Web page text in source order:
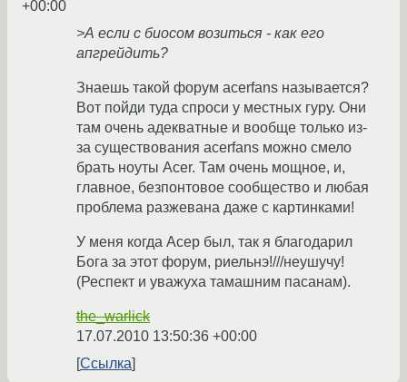
+00:00
>А если с биосом возиться - как его
апгрейдить?
Знаешь такой форум acerfans называется?
Вот пойди туда спроси у местных гуру. Они
там очень адекватные и вообще только из-
за существования acerfans можно смело
брать ноуты Acer. Там очень мощное, и,
главное, безпонтовое сообщество и любая
проблема разжевана даже с картинками!
У меня когда Асер был, так я благодарил
Бога за этот форум, риельнэ!///неушучу!
(Респект и уважуха тамашним пасанам).
the_warlick
17.07.2010 13:50:36 +00:00
Ссылка